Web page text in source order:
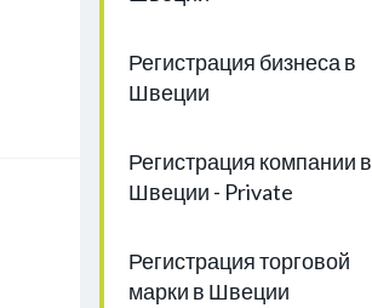
Регистрация бизнеса в
Швеции
Регистрация компании в
Швеции - Private
Регистрация торговой
марки в Швеции